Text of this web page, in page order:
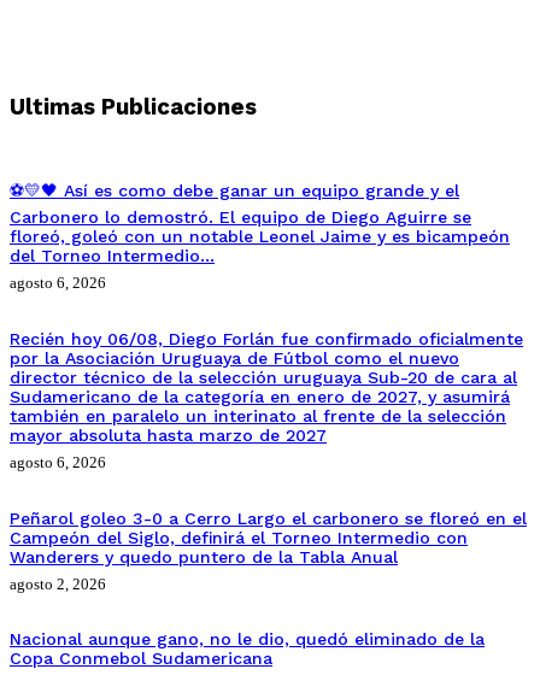
Ultimas Publicaciones
⚽💛🖤 Así es como debe ganar un equipo grande y el
Carbonero lo demostró. El equipo de Diego Aguirre se
floreó, goleó con un notable Leonel Jaime y es bicampeón
del Torneo Intermedio…
agosto 6, 2026
Recién hoy 06/08, Diego Forlán fue confirmado oficialmente
por la Asociación Uruguaya de Fútbol como el nuevo
director técnico de la selección uruguaya Sub-20 de cara al
Sudamericano de la categoría en enero de 2027, y asumirá
también en paralelo un interinato al frente de la selección
mayor absoluta hasta marzo de 2027
agosto 6, 2026
Peñarol goleo 3-0 a Cerro Largo el carbonero se floreó en el
Campeón del Siglo, definirá el Torneo Intermedio con
Wanderers y quedo puntero de la Tabla Anual
agosto 2, 2026
Nacional aunque gano, no le dio, quedó eliminado de la
Copa Conmebol Sudamericana